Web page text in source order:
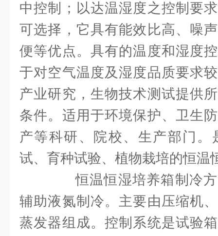
中控制；以达温湿度之控制要
可选择，它具有能效比高、噪
便等优点。具有的温度和湿度
于对空气温度及湿度品质要求
产业研究，生物技术测试提供
条件。适用于环境保护、卫生
产等科研、院校、生产部门。
试、育种试验、植物栽培的恒温
恒温恒湿培养箱制冷方
辅助液氮制冷。主要由压缩机
蒸发器组成。控制系统是试验